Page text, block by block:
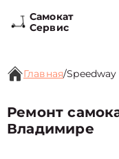
Самокат
Сервис
Главная/Speedway
Ремонт
Владимире